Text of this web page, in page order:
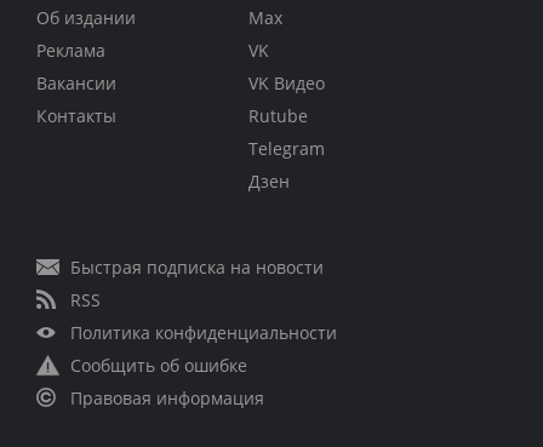
Об издании
Реклама
Вакансии
Контакты
Max
VK
VK Видео
Rutube
Telegram
Дзен
Быстрая подписка на новости
RSS
Политика конфиденциальности
Сообщить об ошибке
Правовая информация